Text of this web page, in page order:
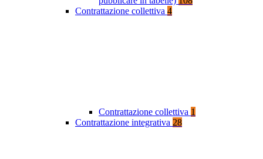
Contrattazione collettiva 4
Contrattazione collettiva 1
Contrattazione integrativa 28